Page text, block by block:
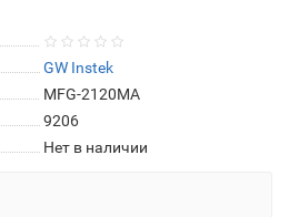
GW Instek
MFG-2120MA
9206
Нет в наличии